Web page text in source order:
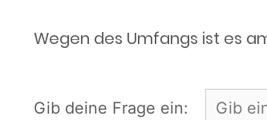
Wegen des Umfangs ist es
Gib deine Frage ein: